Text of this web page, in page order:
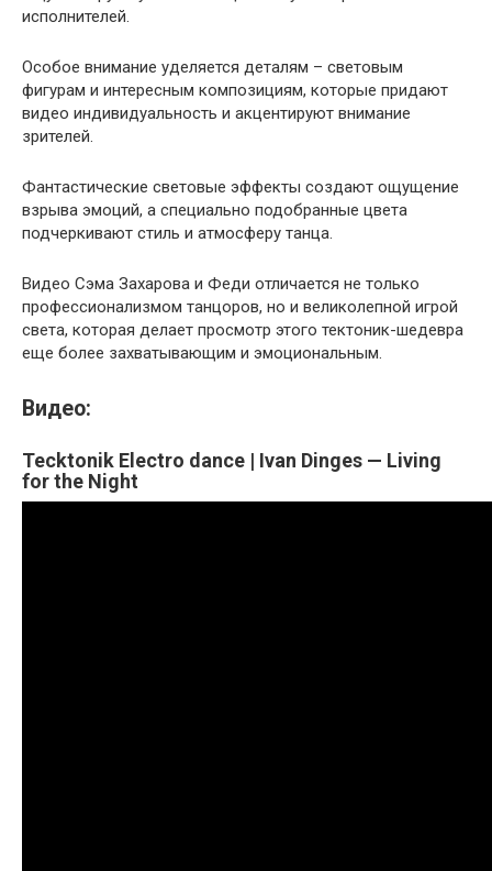
исполнителей.
Особое внимание уделяется деталям – световым
фигурам и интересным композициям, которые придают
видео индивидуальность и акцентируют внимание
зрителей.
Фантастические световые эффекты создают ощущение
взрыва эмоций, а специально подобранные цвета
подчеркивают стиль и атмосферу танца.
Видео Сэма Захарова и Феди отличается не только
профессионализмом танцоров, но и великолепной игрой
света, которая делает просмотр этого тектоник-шедевра
еще более захватывающим и эмоциональным.
Видео:
Tecktonik Electro dance | Ivan Dinges — Living
for the Night